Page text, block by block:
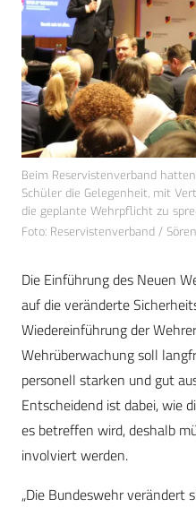
Beim Reservistenverband
Schüler die Gelegenheit, mit
die geplante Wehrpflicht zu
Foto: Reservistenverband /
Die Einführung des Neuen
auf die veränderte
Wiedereinführung der
Wehrüberwachung soll
personell starken und gut
Entscheidend ist dabei, wie
es betreffen wird, deshalb
involviert werden.
„Die Bundeswehr verändert